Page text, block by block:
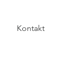
Kontakt